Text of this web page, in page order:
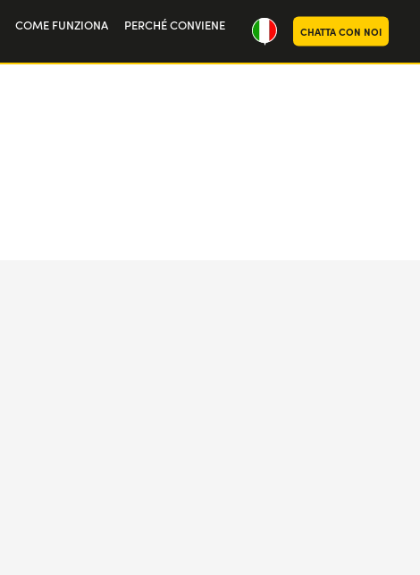
COME FUNZIONA PERCHÉ CONVIENE CHATTA CON NOI